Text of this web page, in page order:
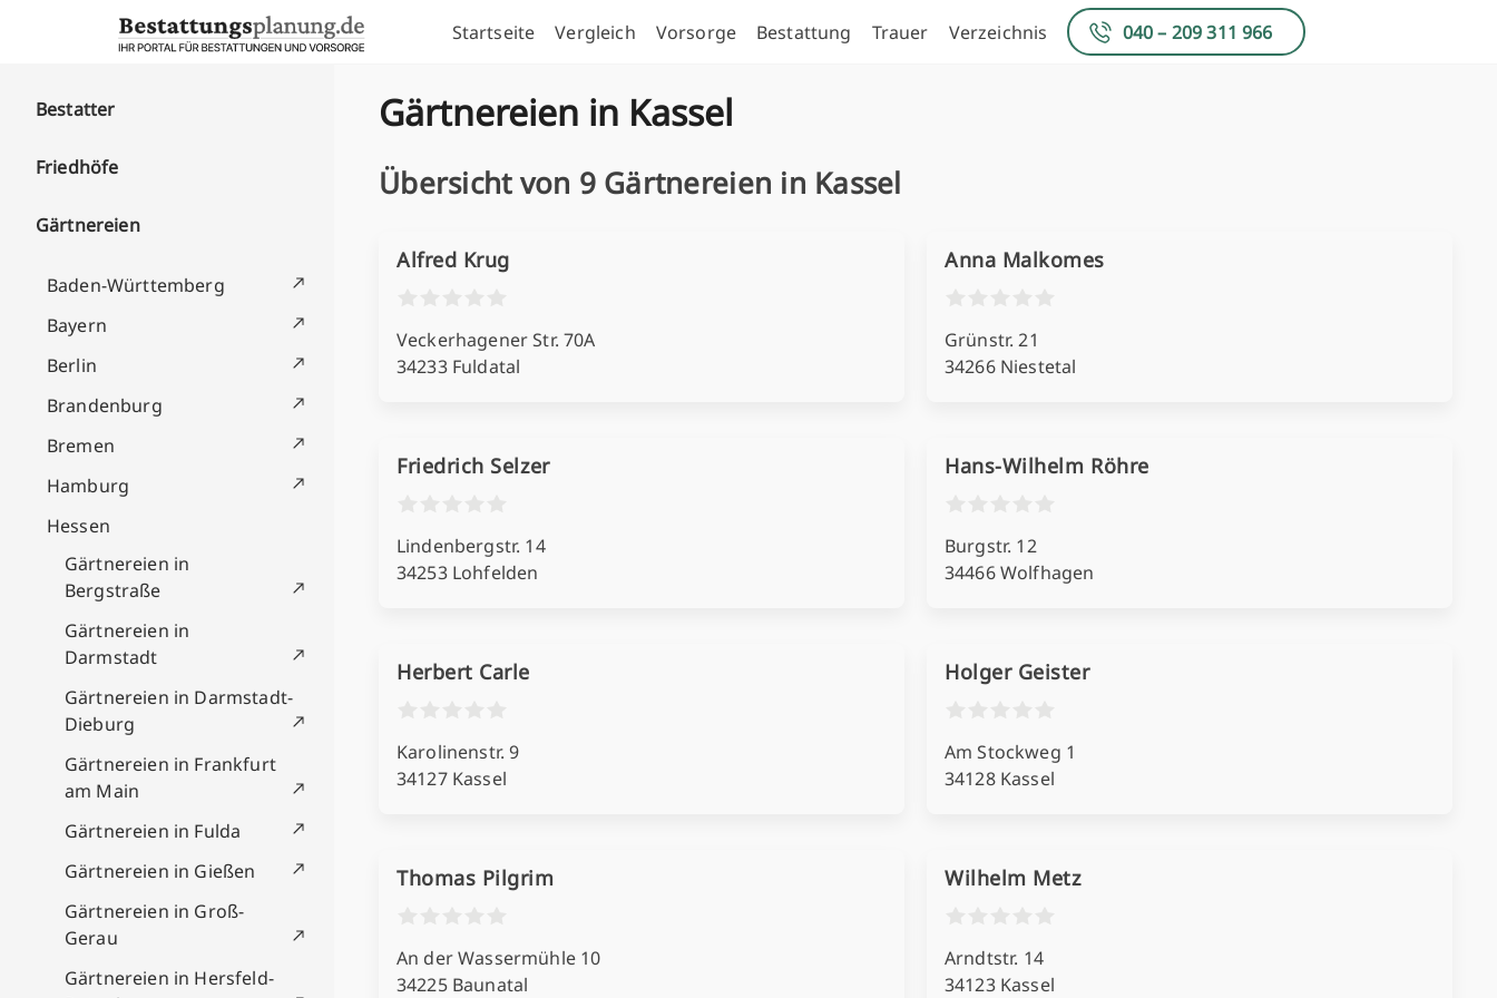
Skip to content
Startseite Vergleich Vorsorge Bestattung Trauer Verzeichnis 040 – 209 311 966
Bestatter
Friedhöfe
Gärtnereien
Baden-Württemberg
Bayern
Berlin
Brandenburg
Bremen
Hamburg
Hessen
Gärtnereien in
Bergstraße
Gärtnereien in
Darmstadt
Gärtnereien in Darmstadt-
Dieburg
Gärtnereien in Frankfurt
am Main
Gärtnereien in Fulda
Gärtnereien in Gießen
Gärtnereien in Groß-
Gerau
Gärtnereien in Hersfeld-
Gärtnereien in Kassel
Übersicht von 9 Gärtnereien in Kassel
Alfred Krug
Veckerhagener Str. 70A
34233 Fuldatal
Anna Malkomes
Grünstr. 21
34266 Niestetal
Friedrich Selzer
Lindenbergstr. 14
34253 Lohfelden
Hans-Wilhelm Röhre
Burgstr. 12
34466 Wolfhagen
Herbert Carle
Karolinenstr. 9
34127 Kassel
Holger Geister
Am Stockweg 1
34128 Kassel
Thomas Pilgrim
An der Wassermühle 10
34225 Baunatal
Wilhelm Metz
Arndtstr. 14
34123 Kassel